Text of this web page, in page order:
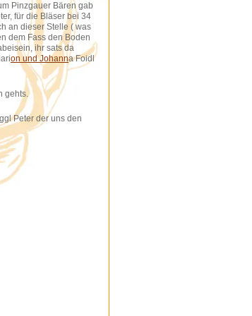
Pinzgauer Bären gab
für die Bläser bei 34
an dieser Stelle ( was
dem Fass den Boden
ihr sats da
on und Johanna Foidl
gehts.
Peter der uns den